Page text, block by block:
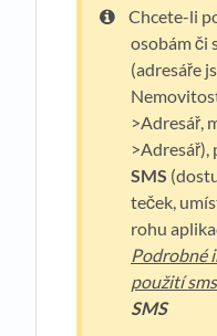
Chcete-li
osobám či
(adresáře
>Adresář,
SMS
teček,
rohu
Podrobné
použití
SMS